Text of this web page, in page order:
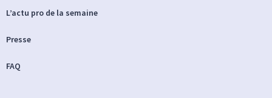
L’actu pro de la semaine
Presse
FAQ